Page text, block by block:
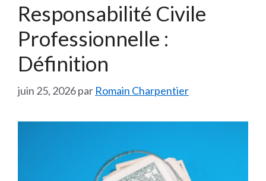
Responsabilité Civile
Professionnelle :
Définition
juin 25, 2026par Romain Charpentier